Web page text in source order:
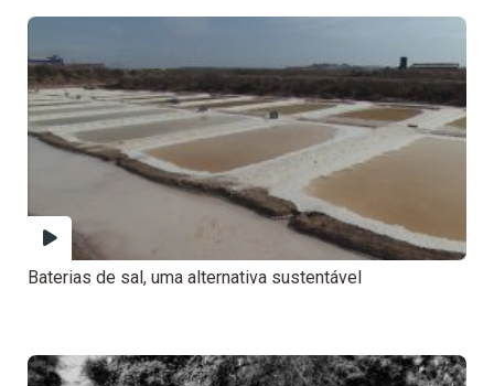
Baterias de sal, uma alternativa sustentável